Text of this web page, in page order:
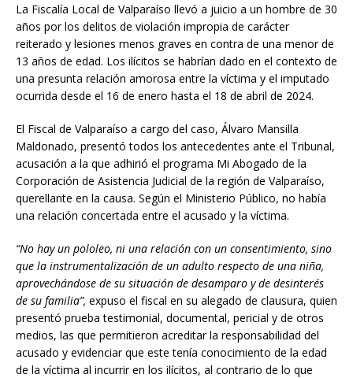
La Fiscalía Local de Valparaíso llevó a juicio a un hombre de 30
años por los delitos de violación impropia de carácter
reiterado y lesiones menos graves en contra de una menor de
13 años de edad. Los ilícitos se habrían dado en el contexto de
una presunta relación amorosa entre la víctima y el imputado
ocurrida desde el 16 de enero hasta el 18 de abril de 2024.
El Fiscal de Valparaíso a cargo del caso, Álvaro Mansilla
Maldonado, presentó todos los antecedentes ante el Tribunal,
acusación a la que adhirió el programa Mi Abogado de la
Corporación de Asistencia Judicial de la región de Valparaíso,
querellante en la causa. Según el Ministerio Público, no había
una relación concertada entre el acusado y la víctima.
“No hay un pololeo, ni una relación con un consentimiento, sino
que la instrumentalización de un adulto respecto de una niña,
aprovechándose de su situación de desamparo y de desinterés
de su familia”, expuso el fiscal en su alegado de clausura, quien
presentó prueba testimonial, documental, pericial y de otros
medios, las que permitieron acreditar la responsabilidad del
acusado y evidenciar que este tenía conocimiento de la edad
de la víctima al incurrir en los ilícitos, al contrario de lo que